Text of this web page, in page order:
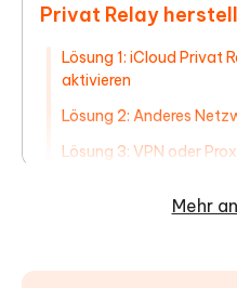
Privat Relay
Lösung 1: iCloud Privat
aktivieren
Lösung 2: Anderes
Lösung 3: VPN oder
Mehr